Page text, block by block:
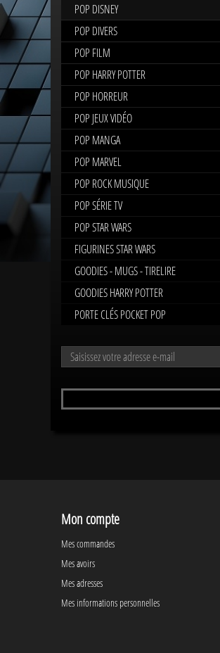
POP DISNEY
POP DIVERS
POP FILM
POP HARRY POTTER
POP HORREUR
POP JEUX VIDÉO
POP MANGA
POP MARVEL
POP ROCK MUSIQUE
POP SÉRIE TV
POP STAR WARS
FIGURINES STAR WARS
GOODIES - MUGS - TIRELIRE
GOODIES HARRY POTTER
PORTE CLÉS POCKET POP
LETTRE
Rechercher
un
Mon compte
Mes commandes
Mes avoirs
Mes adresses
Mes informations personnelles